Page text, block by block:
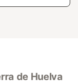
de Huelva